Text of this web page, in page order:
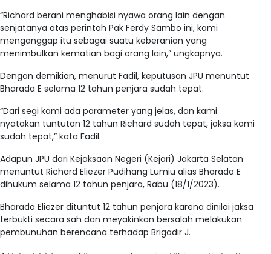
“Richard berani menghabisi nyawa orang lain dengan
senjatanya atas perintah Pak Ferdy Sambo ini, kami
menganggap itu sebagai suatu keberanian yang
menimbulkan kematian bagi orang lain,” ungkapnya.
Dengan demikian, menurut Fadil, keputusan JPU menuntut
Bharada E selama 12 tahun penjara sudah tepat.
“Dari segi kami ada parameter yang jelas, dan kami
nyatakan tuntutan 12 tahun Richard sudah tepat, jaksa kami
sudah tepat,” kata Fadil.
Adapun JPU dari Kejaksaan Negeri (Kejari) Jakarta Selatan
menuntut Richard Eliezer Pudihang Lumiu alias Bharada E
dihukum selama 12 tahun penjara, Rabu (18/1/2023).
Bharada Eliezer dituntut 12 tahun penjara karena dinilai jaksa
terbukti secara sah dan meyakinkan bersalah melakukan
pembunuhan berencana terhadap Brigadir J.